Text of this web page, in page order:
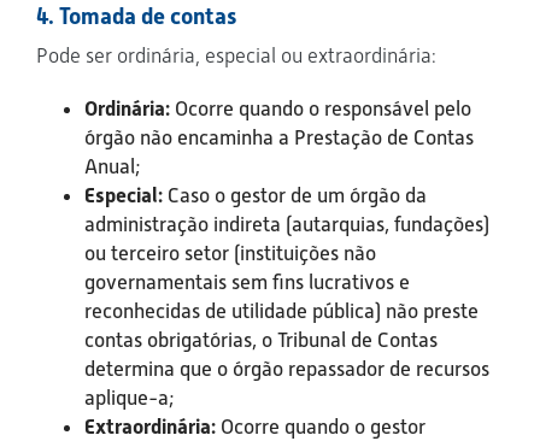
4. Tomada de contas
Pode ser ordinária, especial ou extraordinária:
Ordinária: Ocorre quando o responsável pelo
órgão não encaminha a Prestação de Contas
Anual;
Especial: Caso o gestor de um órgão da
administração indireta (autarquias, fundações)
ou terceiro setor (instituições não
governamentais sem fins lucrativos e
reconhecidas de utilidade pública) não preste
contas obrigatórias, o Tribunal de Contas
determina que o órgão repassador de recursos
aplique-a;
Extraordinária: Ocorre quando o gestor